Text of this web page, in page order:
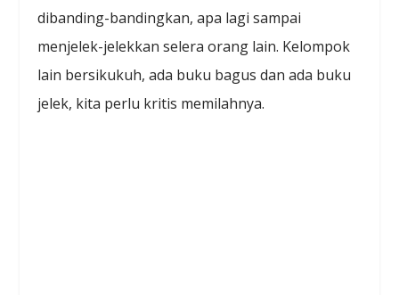
dibanding-bandingkan, apa lagi sampai
menjelek-jelekkan selera orang lain. Kelompok
lain bersikukuh, ada buku bagus dan ada buku
jelek, kita perlu kritis memilahnya.